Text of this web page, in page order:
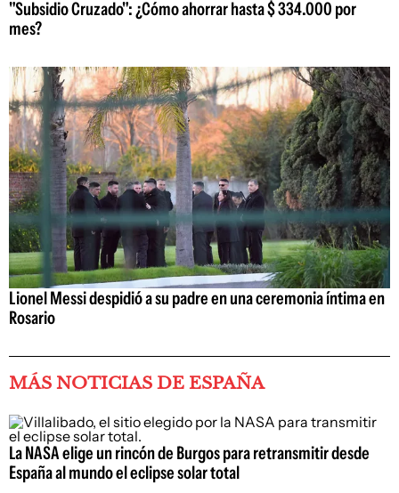
"Subsidio Cruzado": ¿Cómo ahorrar hasta $ 334.000 por
mes?
Lionel Messi despidió a su padre en una ceremonia íntima en
Rosario
MÁS NOTICIAS DE ESPAÑA
La NASA elige un rincón de Burgos para retransmitir desde
España al mundo el eclipse solar total